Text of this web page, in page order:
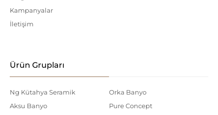
Kampanyalar
İletişim
Ürün Grupları
Ng Kütahya Seramik
Aksu Banyo
Orka Banyo
Pure Concept